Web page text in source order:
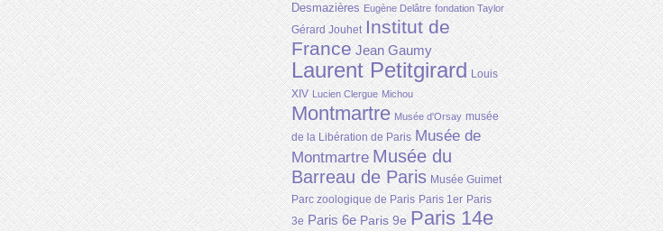
Desmazières Eugène Delâtre fondation Taylor
Gérard Jouhet Institut de
France Jean Gaumy
Laurent Petitgirard Louis
XIV Lucien Clergue Michou
Montmartre Musée d'Orsay musée
de la Libération de Paris Musée de
Montmartre Musée du
Barreau de Paris Musée Guimet
Parc zoologique de Paris Paris 1er Paris
3e Paris 6e Paris 9e Paris 14e